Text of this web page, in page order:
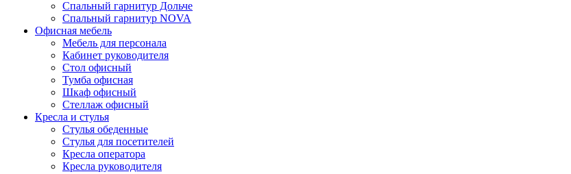
Спальный гарнитур Дольче
Спальный гарнитур NOVA
Офисная мебель
Мебель для персонала
Кабинет руководителя
Стол офисный
Тумба офисная
Шкаф офисный
Стеллаж офисный
Кресла и стулья
Стулья обеденные
Стулья для посетителей
Кресла оператора
Кресла руководителя